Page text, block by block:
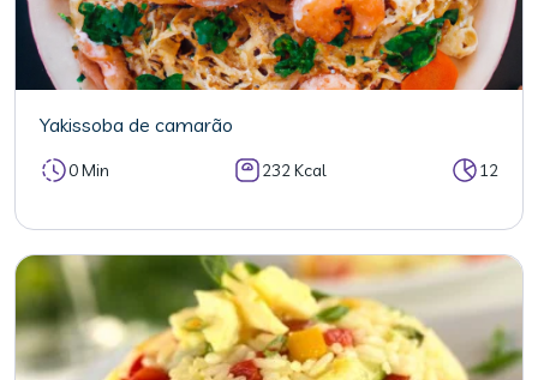
Yakissoba de camarão
0 Min 232 Kcal 12